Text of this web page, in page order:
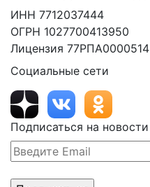
ИНН 7712037444
ОГРН 1027700413950
Лицензия 77РПА0000514
Социальные сети
Подписаться на новости